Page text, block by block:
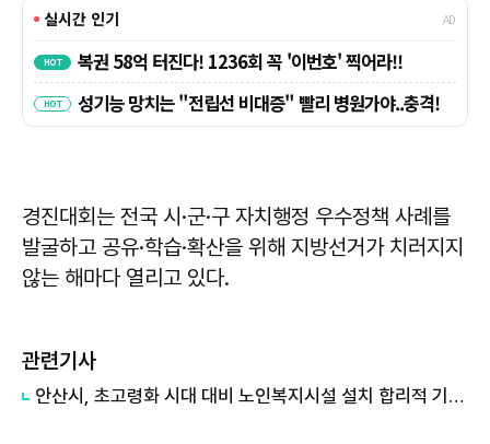
경진대회는 전국 시·군·구 자치행정 우수정책 사례를
발굴하고 공유·학습·확산을 위해 지방선거가 치러지지
않는 해마다 열리고 있다.
관련기사
안산시, 초고령화 시대 대비 노인복지시설 설치 합리적 기준 마련